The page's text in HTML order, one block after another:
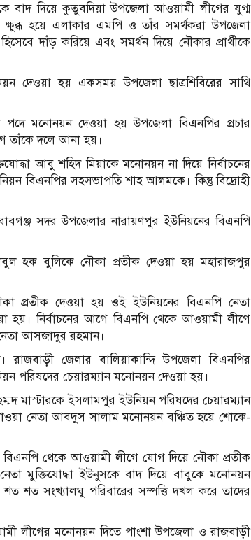
বাদ দিয়ে কুতুবদিয়া উপজেলা আওয়ামী লীগের যুগ্ম
হয়ে এলাকার এমপি ও তাঁর সমর্থকরা উপজেলা
হিসেবে দাঁড় করিয়ে এবং সমর্থন দিয়ে নৌকার প্রার্থীকে
দেওয়া হয় একসময় উপজেলা ছাত্রশিবিরের সাথি
পদে মনোনয়ন দেওয়া হয় উপজেলা বিএনপির প্রচার
তাঁকে দলে আনা হয়।
আবু শহিদ মিয়াকে মনোনয়ন না দিয়ে নির্বাচনের
বিএনপির সহসভাপতি শাহ আলমকে। কিন্তু বিদ্রোহী
সদর উপজেলার নারায়ণপুর ইউনিয়নের বিএনপি
হক বুলিকে নৌকা প্রতীক দেওয়া হয় মহারাজপুর
প্রতীক দেওয়া হয় ওই ইউনিয়নের বিএনপি নেতা
হয়। নির্বাচনের আগে বিএনপি থেকে আওয়ামী লীগে
আসজাদুর রহমান।
জেলার বালিয়াকান্দি উপজেলা বিএনপির
পরিষদের চেয়ারম্যান মনোনয়ন দেওয়া হয়।
মাস্টারকে ইসলামপুর ইউনিয়ন পরিষদের চেয়ারম্যান
নেতা আবদুস সালাম মনোনয়ন বঞ্চিত হয়ে শোকে-
বিএনপি থেকে আওয়ামী লীগে যোগ দিয়ে নৌকা প্রতীক
মুক্তিযোদ্ধা ইউনুসকে বাদ দিয়ে বাবুকে মনোনয়ন
শত সংখ্যালঘু পরিবারের সম্পত্তি দখল করে তাদের
লীগের মনোনয়ন দিতে পাংশা উপজেলা ও রাজবাড়ী